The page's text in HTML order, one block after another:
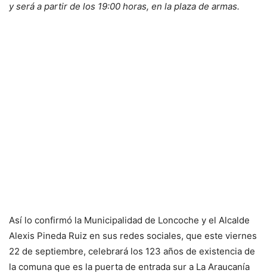
y será a partir de los 19:00 horas, en la plaza de armas.
Así lo confirmó la Municipalidad de Loncoche y el Alcalde
Alexis Pineda Ruiz en sus redes sociales, que este viernes
22 de septiembre, celebrará los 123 años de existencia de
la comuna que es la puerta de entrada sur a La Araucanía